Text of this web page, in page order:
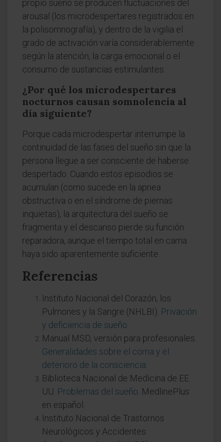
propio sueño se producen fluctuaciones del
arousal (los microdespertares registrados en
la polisomnografía), y dentro de la vigilia el
grado de activación varía considerablemente
según la atención, la carga emocional o el
consumo de sustancias estimulantes.
¿Por qué los microdespertares
nocturnos causan somnolencia al
día siguiente?
Porque cada microdespertar interrumpe la
continuidad de las fases del sueño sin que la
persona llegue a ser consciente de haberse
despertado. Cuando estos episodios se
acumulan (como sucede en la apnea
obstructiva o en el síndrome de piernas
inquietas), la arquitectura del sueño se
fragmenta y el descanso pierde su función
reparadora, aunque el tiempo total en cama
haya sido aparentemente suficiente.
Referencias
Instituto Nacional del Corazón, los
Pulmones y la Sangre (NHLBI). Privación
y deficiencia de sueño
Manual MSD, versión para profesionales.
Generalidades sobre el coma y el
deterioro de la consciencia
Biblioteca Nacional de Medicina de EE.
UU. Problemas del sueño . MedlinePlus
en español.
Instituto Nacional de Trastornos
Neurológicos y Accidentes